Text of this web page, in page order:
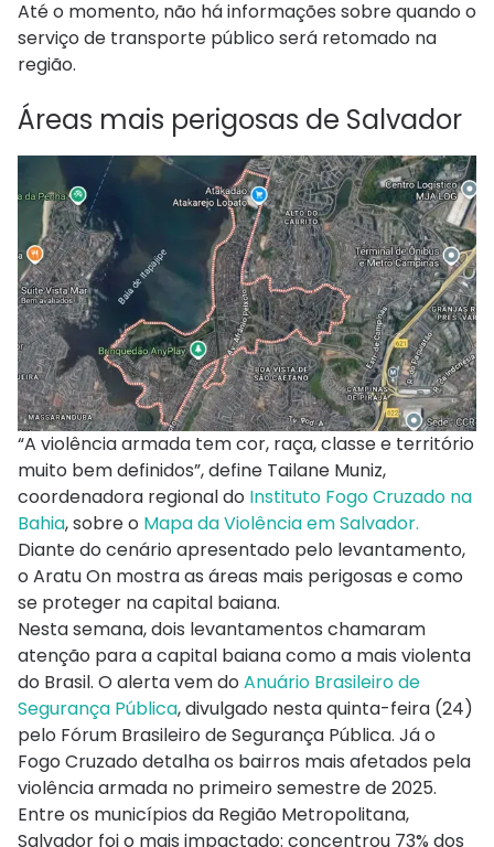
Até o momento, não há informações sobre quando o
serviço de transporte público será retomado na
região.
Áreas mais perigosas de Salvador
“A violência armada tem cor, raça, classe e território
muito bem definidos”, define Tailane Muniz,
coordenadora regional do Instituto Fogo Cruzado na
Bahia, sobre o Mapa da Violência em Salvador.
Diante do cenário apresentado pelo levantamento,
o Aratu On mostra as áreas mais perigosas e como
se proteger na capital baiana.
Nesta semana, dois levantamentos chamaram
atenção para a capital baiana como a mais violenta
do Brasil. O alerta vem do Anuário Brasileiro de
Segurança Pública, divulgado nesta quinta-feira (24)
pelo Fórum Brasileiro de Segurança Pública. Já o
Fogo Cruzado detalha os bairros mais afetados pela
violência armada no primeiro semestre de 2025.
Entre os municípios da Região Metropolitana,
Salvador foi o mais impactado: concentrou 73% dos